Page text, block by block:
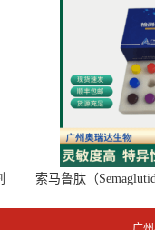
索马鲁肽（
广
联系人：吴锦